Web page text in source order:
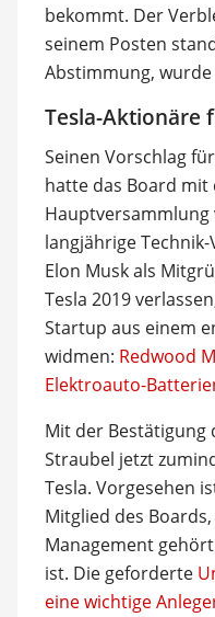
bekommt. Der
seinem Posten
Abstimmung,
Tesla-Aktionäre
Seinen Vorschlag
hatte das Board
langjährige
Elon Musk als
Tesla 2019
Startup aus einem
widmen: Redwood
Elektroauto-
Mit der
Straubel jetzt
Tesla. Vorgesehen
Mitglied des
Management
ist. Die geforderte
eine wichtige